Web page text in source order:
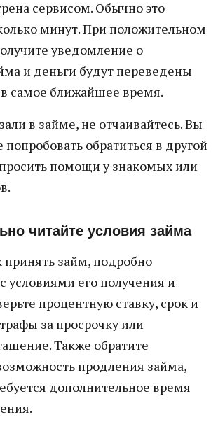
сервисом. Обычно это
минут. При положительном
уведомление о
и деньги будут переведены
самое ближайшее время.
в займе, не отчаивайтесь. Вы
обратиться в другой
помощи у знакомых или
читайте условия займа
займ, подробно
условиями его получения и
процентную ставку, срок и
за просрочку или
Также обратите
продления займа,
дополнительное время